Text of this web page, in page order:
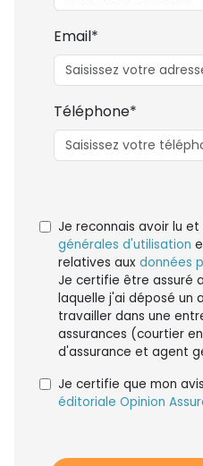
Email*
Téléphone*
Je reconnais avoir lu
générales d'utilisation
relatives aux données
Je certifie être assuré
laquelle j'ai déposé un
travailler dans une
assurances (courtier
d'assurance et agent
Je certifie que mon
éditoriale Opinion